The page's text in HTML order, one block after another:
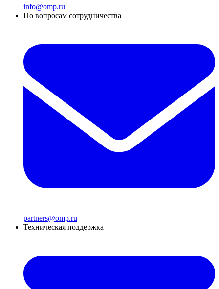
info@omp.ru
По вопросам сотрудничества
partners@omp.ru
Техническая поддержка